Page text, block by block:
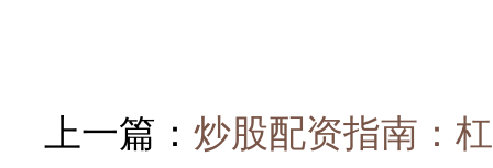
上一篇： 炒股配资指南：